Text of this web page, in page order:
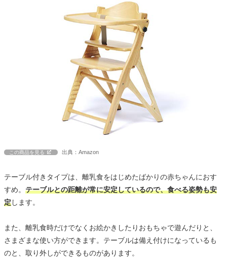
この商品を見る 出典：Amazon
テーブル付きタイプは、離乳食をはじめたばかりの赤ちゃんにおす
すめ。 テーブルとの距離が常に安定しているので、食べる姿勢も安
定します。
また、離乳食時だけでなくお絵かきしたりおもちゃで遊んだりと、
さまざまな使い方ができます。テーブルは備え付けになっているも
のと、取り外しができるものがあります。